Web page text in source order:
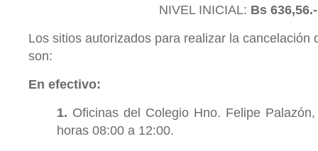
NIVEL INICIAL: Bs 636,56.-
Los sitios autorizados para realizar la cancelación
son:
En efectivo:
1. Oficinas del Colegio Hno. Felipe
horas 08:00 a 12:00.